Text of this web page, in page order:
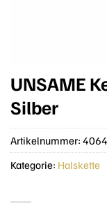
UNSAME
Silber
Artikelnummer:
Kategorie: Halskette